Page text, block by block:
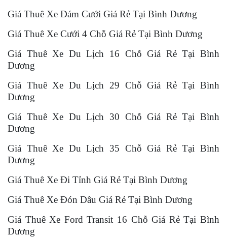
Giá Thuê Xe Đám Cưới Giá Rẻ Tại Bình Dương
Giá Thuê Xe Cưới 4 Chỗ Giá Rẻ Tại Bình Dương
Giá Thuê Xe Du Lịch 16 Chỗ Giá Rẻ Tại Bình
Dương
Giá Thuê Xe Du Lịch 29 Chỗ Giá Rẻ Tại Bình
Dương
Giá Thuê Xe Du Lịch 30 Chỗ Giá Rẻ Tại Bình
Dương
Giá Thuê Xe Du Lịch 35 Chỗ Giá Rẻ Tại Bình
Dương
Giá Thuê Xe Đi Tỉnh Giá Rẻ Tại Bình Dương
Giá Thuê Xe Đón Dâu Giá Rẻ Tại Bình Dương
Giá Thuê Xe Ford Transit 16 Chỗ Giá Rẻ Tại Bình
Dương